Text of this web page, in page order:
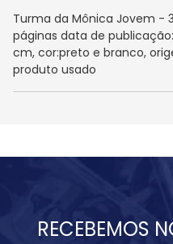
Turma da Mônica Jovem -
páginas data de
cm, cor:preto e branco,
produto usado
RECEBEMOS